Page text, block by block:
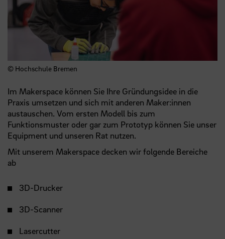
© Hochschule Bremen
Im Makerspace können Sie Ihre Gründungsidee in die
Praxis umsetzen und sich mit anderen Maker:innen
austauschen. Vom ersten Modell bis zum
Funktionsmuster oder gar zum Prototyp können Sie unser
Equipment und unseren Rat nutzen.
Mit unserem Makerspace decken wir folgende Bereiche
ab
3D-Drucker
3D-Scanner
Lasercutter